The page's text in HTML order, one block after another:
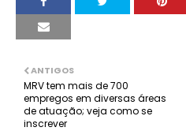
ANTIGOS
MRV tem mais de 700
empregos em diversas áreas
de atuação; veja como se
inscrever